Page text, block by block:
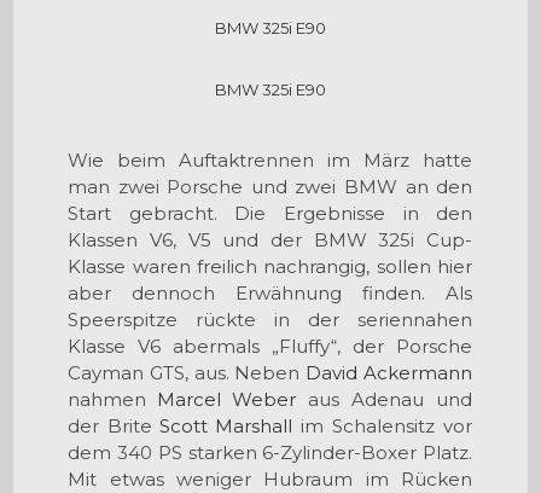
BMW 325i E90
BMW 325i E90
Wie beim Auftaktrennen im März hatte
man zwei Porsche und zwei BMW an den
Start gebracht. Die Ergebnisse in den
Klassen V6, V5 und der BMW 325i Cup-
Klasse waren freilich nachrangig, sollen hier
aber dennoch Erwähnung finden. Als
Speerspitze rückte in der seriennahen
Klasse V6 abermals „Fluffy“, der Porsche
Cayman GTS, aus. Neben David Ackermann
nahmen Marcel Weber aus Adenau und
der BriteScott Marshall im Schalensitz vor
dem 340 PS starken 6-Zylinder-Boxer Platz.
Mit etwas weniger Hubraum im Rücken